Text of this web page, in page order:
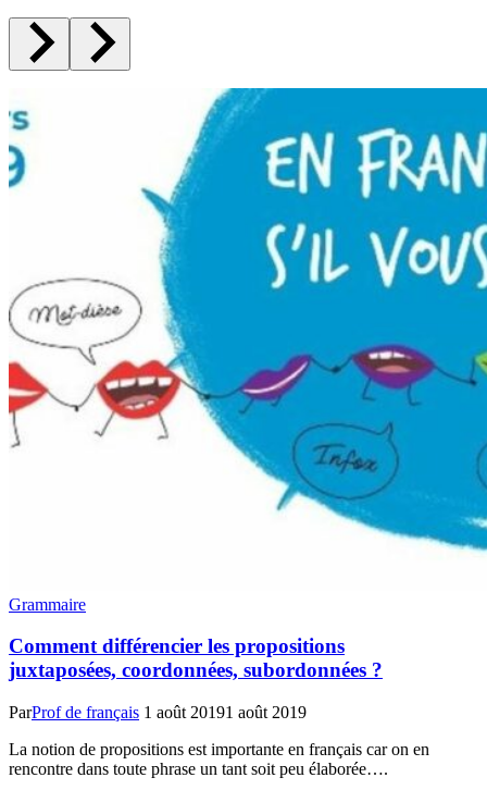
Grammaire
Comment différencier les propositions
juxtaposées, coordonnées, subordonnées ?
ParProf de français 1 août 20191 août 2019
La notion de propositions est importante en français car on en
rencontre dans toute phrase un tant soit peu élaborée….